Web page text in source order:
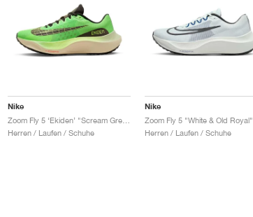
Nike
Zoom Fly 5 ‘Ekiden’ "Scream Green"
Herren / Laufen / Schuhe
Nike
Zoom Fly 5 "White & Old Royal"
Herren / Laufen / Schuhe